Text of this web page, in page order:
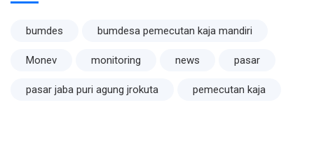
bumdes bumdesa pemecutan kaja mandiri
Monev monitoring news pasar
pasar jaba puri agung jrokuta pemecutan kaja